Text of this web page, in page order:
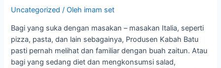
Uncategorized / Oleh imam set
Bagi yang suka dengan masakan – masakan Italia, seperti
pizza, pasta, dan lain sebagainya, Produsen Kabah Batu
pasti pernah melihat dan familiar dengan buah zaitun. Atau
bagi yang sedang diet dan mengkonsumsi salad,
8864